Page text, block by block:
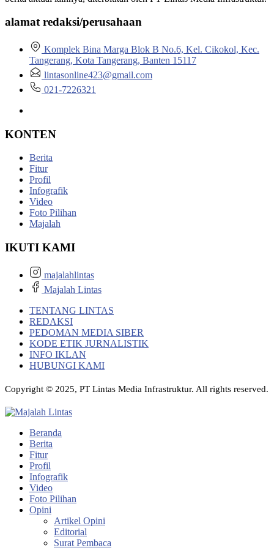
alamat redaksi/perusahaan
Komplek Bina Marga Blok B No.6, Kel. Cikokol, Kec.
Tangerang, Kota Tangerang, Banten 15117
lintasonline423@gmail.com
021-7226321
KONTEN
Berita
Fitur
Profil
Infografik
Video
Foto Pilihan
Majalah
IKUTI KAMI
majalahlintas
Majalah Lintas
TENTANG LINTAS
REDAKSI
PEDOMAN MEDIA SIBER
KODE ETIK JURNALISTIK
INFO IKLAN
HUBUNGI KAMI
Copyright © 2025, PT Lintas Media Infrastruktur. All rights reserved.
Beranda
Berita
Fitur
Profil
Infografik
Video
Foto Pilihan
Opini
Artikel Opini
Editorial
Surat Pembaca